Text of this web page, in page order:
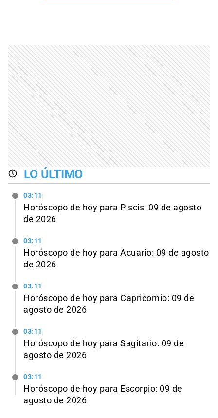
LO ÚLTIMO
03:11
Horóscopo de hoy para Piscis: 09 de agosto
de 2026
03:11
Horóscopo de hoy para Acuario: 09 de agosto
de 2026
03:11
Horóscopo de hoy para Capricornio: 09 de
agosto de 2026
03:11
Horóscopo de hoy para Sagitario: 09 de
agosto de 2026
03:11
Horóscopo de hoy para Escorpio: 09 de
agosto de 2026